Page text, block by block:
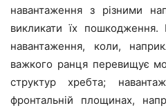
навантаження з різними
викликати їх
навантаження, коли,
важкого ранця перевищує
структур хребта;
фронтальній площинах,